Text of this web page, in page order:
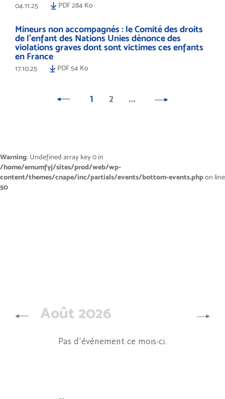
04.11.25 PDF 284 Ko
Mineurs non accompagnés : le Comité des droits
de l’enfant des Nations Unies dénonce des
violations graves dont sont victimes ces enfants
en France
17.10.25 PDF 54 Ko
1 2 …
Warning: Undefined array key 0 in
/home/emumfyj/sites/prod/web/wp-
content/themes/cnape/inc/partials/events/bottom-events.phpon line
50
Août 2026
Pas d'événement ce mois-ci.